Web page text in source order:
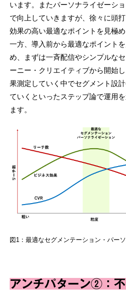
います。またパーソナライゼーシ
で向上していきますが、徐々に頭
効果の高い最適なポイントを見極め
一方、導入前から最適なポイント
め、まずは一斉配信やシンプルな
ーニー・クリエイティブから開始
果測定していく中でセグメント設
ていくといったステップ論で運用
ます。
図1：最適なセグメンテーション・パー
アンチパターン②：